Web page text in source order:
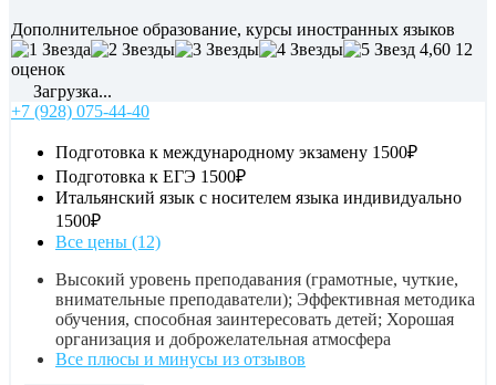
Дополнительное образование, курсы иностранных языков
4,60 12
оценок
Загрузка...
+7 (928) 075-44-40
Подготовка к международному экзамену 1500₽
Подготовка к ЕГЭ 1500₽
Итальянский язык с носителем языка индивидуально
1500₽
Все цены (12)
Высокий уровень преподавания (грамотные, чуткие,
внимательные преподаватели); Эффективная методика
обучения, способная заинтересовать детей; Хорошая
организация и доброжелательная атмосфера
Все плюсы и минусы из отзывов